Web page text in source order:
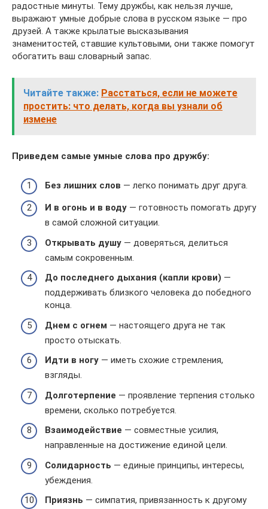
радостные минуты. Тему дружбы, как нельзя лучше,
выражают умные добрые слова в русском языке — про
друзей. А также крылатые высказывания
знаменитостей, ставшие культовыми, они также помогут
обогатить ваш словарный запас.
Читайте также: Расстаться, если не можете
простить: что делать, когда вы узнали об
измене
Приведем самые умные слова про дружбу:
Без лишних слов — легко понимать друг друга.
И в огонь и в воду — готовность помогать другу
в самой сложной ситуации.
Открывать душу — доверяться, делиться
самым сокровенным.
До последнего дыхания (капли крови) —
поддерживать близкого человека до победного
конца.
Днем с огнем — настоящего друга не так
просто отыскать.
Идти в ногу — иметь схожие стремления,
взгляды.
Долготерпение — проявление терпения столько
времени, сколько потребуется.
Взаимодействие — совместные усилия,
направленные на достижение единой цели.
Солидарность — единые принципы, интересы,
убеждения.
Приязнь — симпатия, привязанность к другому